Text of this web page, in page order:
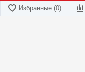
Избранные (0)